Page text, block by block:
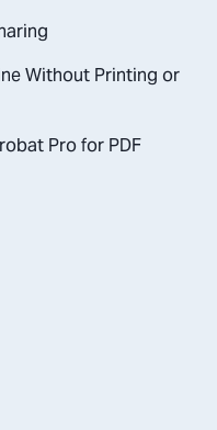
Without Printing or
Pro for PDF